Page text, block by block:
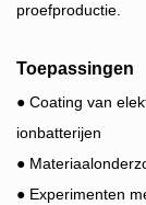
proefproductie.
Toepassingen
● Coating van
ionbatterijen
●
● Experimenten